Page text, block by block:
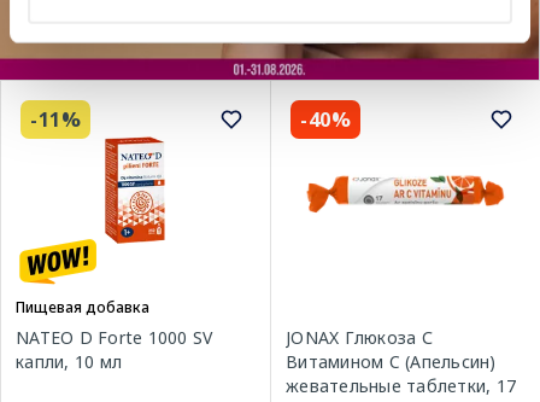
-11%
Пищевая добавка
NATEO D Forte 1000 SV
капли, 10 мл
-40%
JONAX Глюкоза С
Витамином C (Апельсин)
жевательные таблетки, 17